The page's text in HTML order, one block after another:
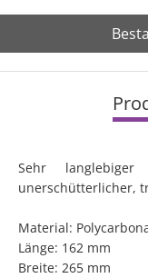
Sehr langlebiger
unerschütterlicher,
Material:
Länge: 162 mm
Breite: 265 mm